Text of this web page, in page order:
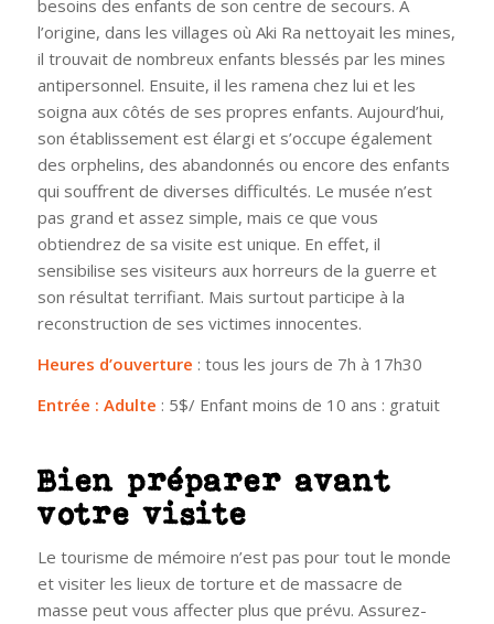
besoins des enfants de son centre de secours. À
l’origine, dans les villages où Aki Ra nettoyait les mines,
il trouvait de nombreux enfants blessés par les mines
antipersonnel. Ensuite, il les ramena chez lui et les
soigna aux côtés de ses propres enfants. Aujourd’hui,
son établissement est élargi et s’occupe également
des orphelins, des abandonnés ou encore des enfants
qui souffrent de diverses difficultés. Le musée n’est
pas grand et assez simple, mais ce que vous
obtiendrez de sa visite est unique. En effet, il
sensibilise ses visiteurs aux horreurs de la guerre et
son résultat terrifiant. Mais surtout participe à la
reconstruction de ses victimes innocentes.
Heures d’ouverture : tous les jours de 7h à 17h30
Entrée : Adulte : 5$/ Enfant moins de 10 ans : gratuit
Bien préparer avant
votre visite
Le tourisme de mémoire n’est pas pour tout le monde
et visiter les lieux de torture et de massacre de
masse peut vous affecter plus que prévu. Assurez-